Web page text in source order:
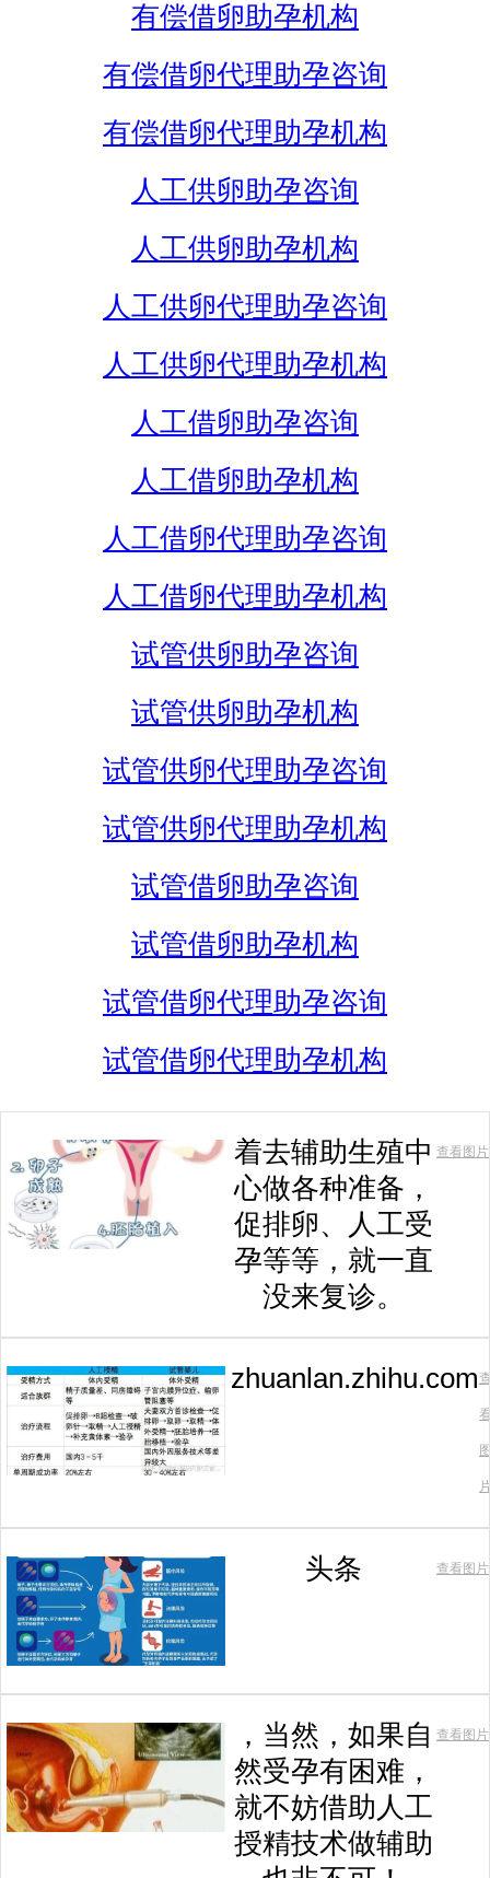
有偿借卵助孕机构
有偿借卵代理助孕咨询
有偿借卵代理助孕机构
人工供卵助孕咨询
人工供卵助孕机构
人工供卵代理助孕咨询
人工供卵代理助孕机构
人工借卵助孕咨询
人工借卵助孕机构
人工借卵代理助孕咨询
人工借卵代理助孕机构
试管供卵助孕咨询
试管供卵助孕机构
试管供卵代理助孕咨询
试管供卵代理助孕机构
试管借卵助孕咨询
试管借卵助孕机构
试管借卵代理助孕咨询
试管借卵代理助孕机构
着去辅助生殖中
心做各种准备，
促排卵、人工受
孕等等，就一直
没来复诊。
查看图片
zhuanlan.zhihu.com
头条 查看图片
，当然，如果自
然受孕有困难，
就不妨借助人工
授精技术做辅助
查看图片